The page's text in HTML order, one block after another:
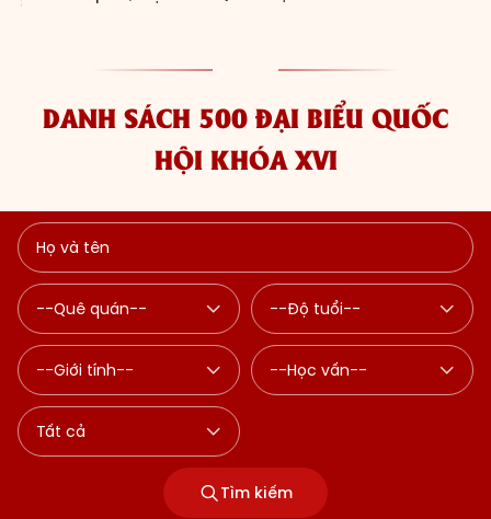
DANH SÁCH 500 ĐẠI BIỂU QUỐC
HỘI KHÓA XVI
Tìm kiếm